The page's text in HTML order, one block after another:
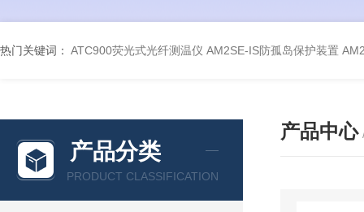
热门关键词： ATC900荧光式光纤测温仪 AM2SE-IS防孤岛保护装置
产品分类
PRODUCT CLASSIFICATION
产品中心